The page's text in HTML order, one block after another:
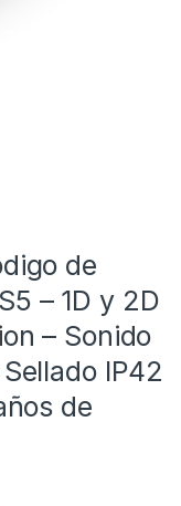
de
– 1D y 2D
– Sonido
IP42
de